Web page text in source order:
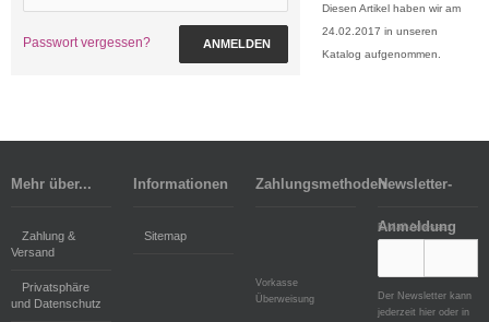
Diesen Artikel haben wir am
24.02.2017 in unseren
Katalog aufgenommen.
Passwort vergessen? ANMELDEN
Mehr über...
Zahlung &
Versand
Privatsphäre
und Datenschutz
Informationen
Sitemap
Zahlungsmethoden
Vorkasse
Überweisung
Newsletter-
Anmeldung
E-Mail-Adresse:
Der Newsletter kann
jederzeit hier oder in